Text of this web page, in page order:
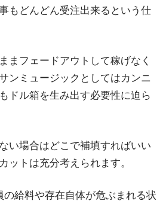
もどんどん受注出来るという仕
まフェードアウトして稼げなく
ンミュージックとしてはカンニ
ドル箱を生み出す必要性に迫ら
い場合はどこで補填すればいい
ットは充分考えられます。
の給料や存在自体が危ぶまれる状